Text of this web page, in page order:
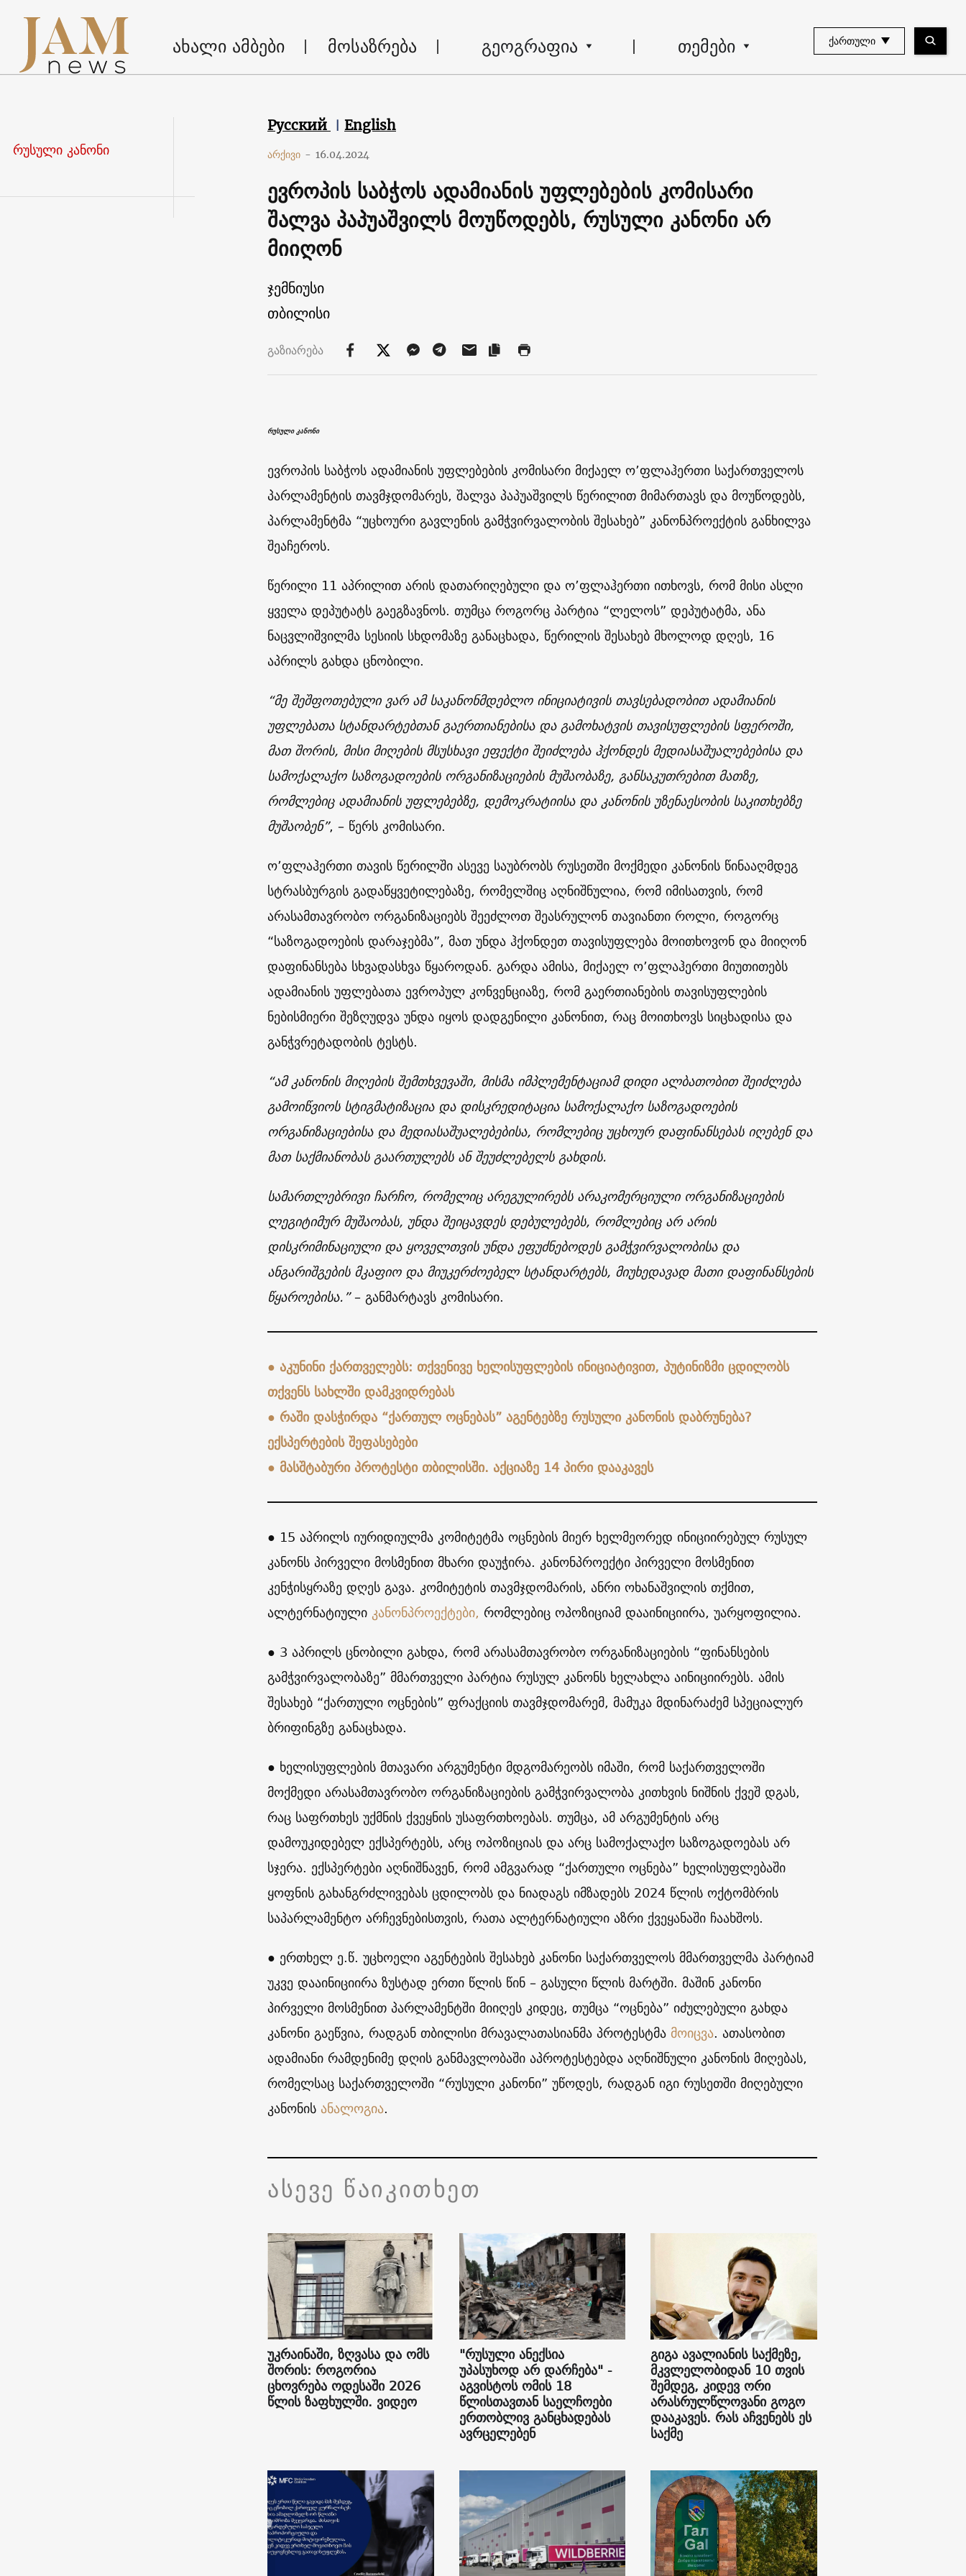
ახალი ამბები მოსაზრება გეოგრაფია თემები ᲥᲐᲠᲗᲣᲚᲘ
რუსული კანონი
Русский English
არქივი - 16.04.2024
ევროპის საბჭოს ადამიანის უფლებების კომისარი
შალვა პაპუაშვილს მოუწოდებს, რუსული კანონი არ
მიიღონ
ჯემნიუსი
თბილისი
გაზიარება
რუსული კანონი
ევროპის საბჭოს ადამიანის უფლებების კომისარი მიქაელ ო’ფლაჰერთი საქართველოს
პარლამენტის თავმჯდომარეს, შალვა პაპუაშვილს წერილით მიმართავს და მოუწოდებს,
პარლამენტმა “უცხოური გავლენის გამჭვირვალობის შესახებ” კანონპროექტის განხილვა
შეაჩეროს.
წერილი 11 აპრილით არის დათარიღებული და ო’ფლაჰერთი ითხოვს, რომ მისი ასლი
ყველა დეპუტატს გაეგზავნოს. თუმცა როგორც პარტია “ლელოს” დეპუტატმა, ანა
ნაცვლიშვილმა სესიის სხდომაზე განაცხადა, წერილის შესახებ მხოლოდ დღეს, 16
აპრილს გახდა ცნობილი.
“მე შეშფოთებული ვარ ამ საკანონმდებლო ინიციატივის თავსებადობით ადამიანის
უფლებათა სტანდარტებთან გაერთიანებისა და გამოხატვის თავისუფლების სფეროში,
მათ შორის, მისი მიღების მსუსხავი ეფექტი შეიძლება ჰქონდეს მედიასაშუალებებისა და
სამოქალაქო საზოგადოების ორგანიზაციების მუშაობაზე, განსაკუთრებით მათზე,
რომლებიც ადამიანის უფლებებზე, დემოკრატიისა და კანონის უზენაესობის საკითხებზე
მუშაობენ”, – წერს კომისარი.
ო’ფლაჰერთი თავის წერილში ასევე საუბრობს რუსეთში მოქმედი კანონის წინააღმდეგ
სტრასბურგის გადაწყვეტილებაზე, რომელშიც აღნიშნულია, რომ იმისათვის, რომ
არასამთავრობო ორგანიზაციებს შეეძლოთ შეასრულონ თავიანთი როლი, როგორც
“საზოგადოების დარაჯებმა”, მათ უნდა ჰქონდეთ თავისუფლება მოითხოვონ და მიიღონ
დაფინანსება სხვადასხვა წყაროდან. გარდა ამისა, მიქაელ ო’ფლაჰერთი მიუთითებს
ადამიანის უფლებათა ევროპულ კონვენციაზე, რომ გაერთიანების თავისუფლების
ნებისმიერი შეზღუდვა უნდა იყოს დადგენილი კანონით, რაც მოითხოვს სიცხადისა და
განჭვრეტადობის ტესტს.
“ამ კანონის მიღების შემთხვევაში, მისმა იმპლემენტაციამ დიდი ალბათობით შეიძლება
გამოიწვიოს სტიგმატიზაცია და დისკრედიტაცია სამოქალაქო საზოგადოების
ორგანიზაციებისა და მედიასაშუალებებისა, რომლებიც უცხოურ დაფინანსებას იღებენ და
მათ საქმიანობას გაართულებს ან შეუძლებელს გახდის.
სამართლებრივი ჩარჩო, რომელიც არეგულირებს არაკომერციული ორგანიზაციების
ლეგიტიმურ მუშაობას, უნდა შეიცავდეს დებულებებს, რომლებიც არ არის
დისკრიმინაციული და ყოველთვის უნდა ეფუძნებოდეს გამჭვირვალობისა და
ანგარიშგების მკაფიო და მიუკერძოებელ სტანდარტებს, მიუხედავად მათი დაფინანსების
წყაროებისა.”– განმარტავს კომისარი.
● აკუნინი ქართველებს: თქვენივე ხელისუფლების ინიციატივით, პუტინიზმი ცდილობს
თქვენს სახლში დამკვიდრებას
● რაში დასჭირდა “ქართულ ოცნებას” აგენტებზე რუსული კანონის დაბრუნება?
ექსპერტების შეფასებები
● მასშტაბური პროტესტი თბილისში. აქციაზე 14 პირი დააკავეს
● 15 აპრილს იურიდიულმა კომიტეტმა ოცნების მიერ ხელმეორედ ინიციირებულ რუსულ
კანონს პირველი მოსმენით მხარი დაუჭირა. კანონპროექტი პირველი მოსმენით
კენჭისყრაზე დღეს გავა. კომიტეტის თავმჯდომარის, ანრი ოხანაშვილის თქმით,
ალტერნატიულიკანონპროექტები, რომლებიც ოპოზიციამ დააინიციირა, უარყოფილია.
● 3 აპრილს ცნობილი გახდა, რომ არასამთავრობო ორგანიზაციების “ფინანსების
გამჭვირვალობაზე” მმართველი პარტია რუსულ კანონს ხელახლა აინიციირებს. ამის
შესახებ “ქართული ოცნების” ფრაქციის თავმჯდომარემ, მამუკა მდინარაძემ სპეციალურ
ბრიფინგზე განაცხადა.
● ხელისუფლების მთავარი არგუმენტი მდგომარეობს იმაში, რომ საქართველოში
მოქმედი არასამთავრობო ორგანიზაციების გამჭვირვალობა კითხვის ნიშნის ქვეშ დგას,
რაც საფრთხეს უქმნის ქვეყნის უსაფრთხოებას. თუმცა, ამ არგუმენტის არც
დამოუკიდებელ ექსპერტებს, არც ოპოზიციას და არც სამოქალაქო საზოგადოებას არ
სჯერა. ექსპერტები აღნიშნავენ, რომ ამგვარად “ქართული ოცნება” ხელისუფლებაში
ყოფნის გახანგრძლივებას ცდილობს და ნიადაგს იმზადებს 2024 წლის ოქტომბრის
საპარლამენტო არჩევნებისთვის, რათა ალტერნატიული აზრი ქვეყანაში ჩაახშოს.
● ერთხელ ე.წ. უცხოელი აგენტების შესახებ კანონი საქართველოს მმართველმა პარტიამ
უკვე დააინიციირა ზუსტად ერთი წლის წინ – გასული წლის მარტში. მაშინ კანონი
პირველი მოსმენით პარლამენტში მიიღეს კიდეც, თუმცა “ოცნება” იძულებული გახდა
კანონი გაეწვია, რადგან თბილისი მრავალათასიანმა პროტესტმა მოიცვა. ათასობით
ადამიანი რამდენიმე დღის განმავლობაში აპროტესტებდა აღნიშნული კანონის მიღებას,
რომელსაც საქართველოში “რუსული კანონი” უწოდეს, რადგან იგი რუსეთში მიღებული
კანონის ანალოგია.
ასევე წაიკითხეთ
უკრაინაში, ზღვასა და ომს
შორის: როგორია
ცხოვრება ოდესაში 2026
წლის ზაფხულში. ვიდეო
"რუსული ანექსია
უპასუხოდ არ დარჩება" -
აგვისტოს ომის 18
წლისთავთან საელჩოები
ერთობლივ განცხადებას
ავრცელებენ
გიგა ავალიანის საქმეზე,
მკვლელობიდან 10 თვის
შემდეგ, კიდევ ორი
არასრულწლოვანი გოგო
დააკავეს. რას აჩვენებს ეს
საქმე